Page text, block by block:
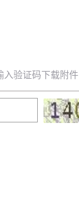
入验证码下载附件